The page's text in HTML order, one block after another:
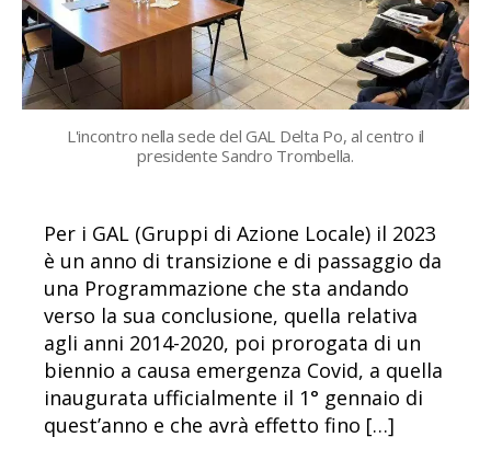
L'incontro nella sede del GAL Delta Po, al centro il
presidente Sandro Trombella.
Per i GAL (Gruppi di Azione Locale) il 2023
è un anno di transizione e di passaggio da
una Programmazione che sta andando
verso la sua conclusione, quella relativa
agli anni 2014-2020, poi prorogata di un
biennio a causa emergenza Covid, a quella
inaugurata ufficialmente il 1° gennaio di
quest’anno e che avrà effetto fino […]